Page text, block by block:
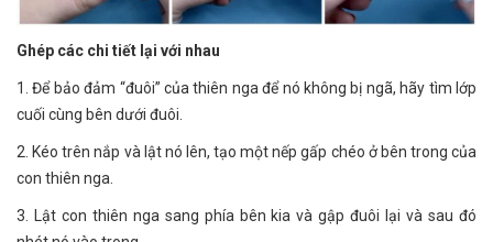
Ghép các chi tiết lại với nhau
1. Để bảo đảm “đuôi” của thiên nga để nó không bị ngã, hãy tìm lớp
cuối cùng bên dưới đuôi.
2. Kéo trên nắp và lật nó lên, tạo một nếp gấp chéo ở bên trong của
con thiên nga.
3. Lật con thiên nga sang phía bên kia và gập đuôi lại và sau đó